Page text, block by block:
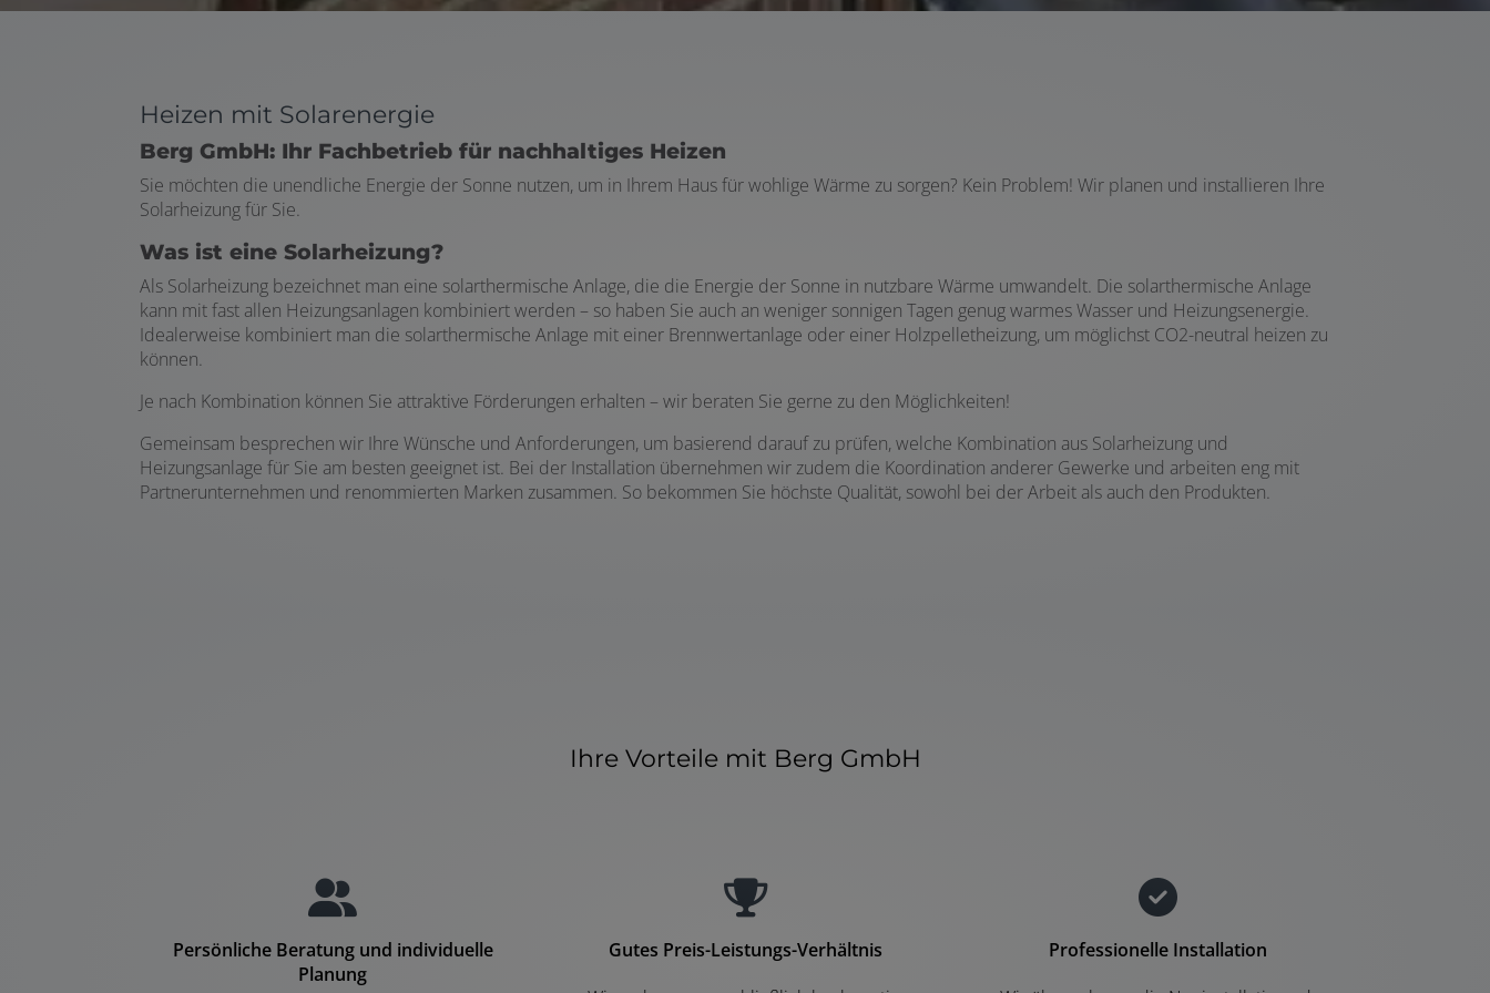
Heizen mit Solarenergie
Berg GmbH: Ihr Fachbetrieb für nachhaltiges Heizen
Sie möchten die unendliche Energie der Sonne nutzen, um in Ihrem Haus für wohlige Wärme zu sorgen? Kein Problem! Wir planen und installieren Ihre
Solarheizung für Sie.
Was ist eine Solarheizung?
Als Solarheizung bezeichnet man eine solarthermische Anlage, die die Energie der Sonne in nutzbare Wärme umwandelt. Die solarthermische Anlage
kann mit fast allen Heizungsanlagen kombiniert werden – so haben Sie auch an weniger sonnigen Tagen genug warmes Wasser und Heizungsenergie.
Idealerweise kombiniert man die solarthermische Anlage mit einer Brennwertanlage oder einer Holzpelletheizung, um möglichst CO2-neutral heizen zu
können.
Je nach Kombination können Sie attraktive Förderungen erhalten – wir beraten Sie gerne zu den Möglichkeiten!
Gemeinsam besprechen wir Ihre Wünsche und Anforderungen, um basierend darauf zu prüfen, welche Kombination aus Solarheizung und
Heizungsanlage für Sie am besten geeignet ist. Bei der Installation übernehmen wir zudem die Koordination anderer Gewerke und arbeiten eng mit
Partnerunternehmen und renommierten Marken zusammen. So bekommen Sie höchste Qualität, sowohl bei der Arbeit als auch den Produkten.
Ihre Vorteile mit Berg GmbH
Persönliche Beratung und individuelle
Planung
Gutes Preis-Leistungs-Verhältnis
Professionelle Installation